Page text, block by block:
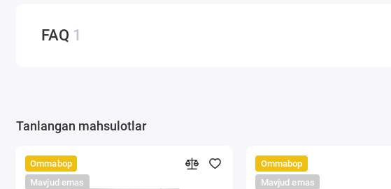
FAQ 1
Tanlangan mahsulotlar
Ommabop
Mavjud emas
Ommabop
Mavjud emas